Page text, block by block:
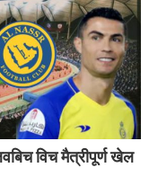
विच मैत्रीपूर्ण खेल